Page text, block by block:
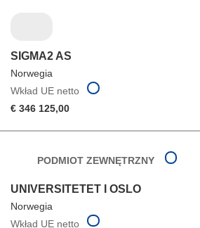
SIGMA2 AS
Norwegia
Wkład UE netto
€ 346 125,00
PODMIOT ZEWNĘTRZNY
UNIVERSITETET I OSLO
Norwegia
Wkład UE netto